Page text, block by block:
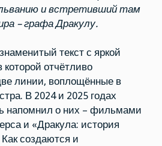
и встретивший там
– графа Дракулу.
текст с яркой
которой отчётливо
линии, воплощённые в
В 2024 и 2025 годах
напомнил о них – фильмами
и «Дракула: история
создаются и